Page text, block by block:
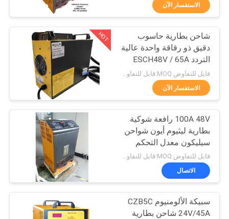
ضبط
الجودة
اتصل
أخبار
خريطة
الموقع
سياسة
الخصوصية
رافعة شوكية لشحن
البطاريات
69
موصل البطارية رافعة
شوكية
27
الاستفسار الآن
HOT
شاحن بطارية حاسوب
دقيق ذو رقاقة واحدة عالية
التردد ESCH48V / 65A
48v 65A
الاستفسار الآن
100A 48V رافعة شوكية
بطارية ليثيوم أيون شواحن
سيليكون معدل التحكم
قابل للتفاوض MOQ:قابل للتفاوض
الاتصال
سبيكة الألومنيوم CZB5C
24V/45A شاحن بطارية